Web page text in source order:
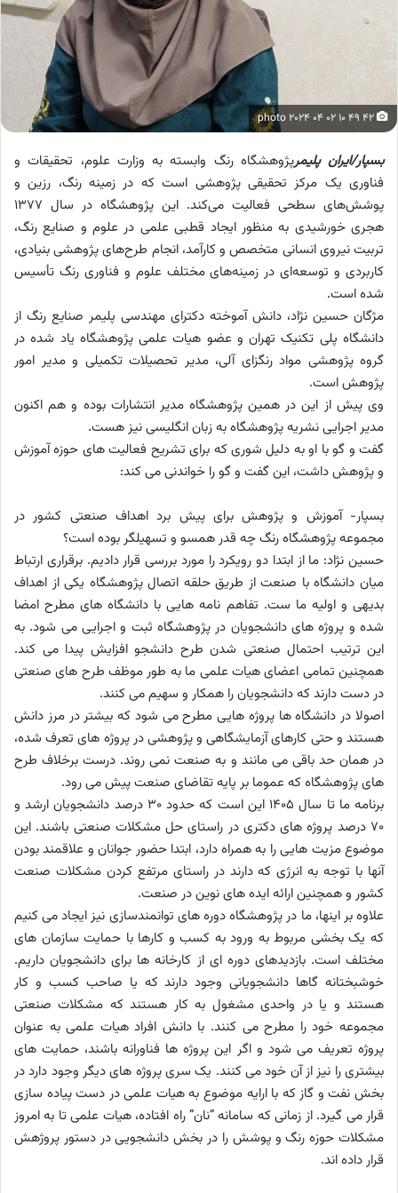
بسپار/ایران پلیمرپژوهشگاه رنگ وابسته به وزارت علوم، تحقیقات و
فناوری یک مرکز تحقیقی پژوهشی است که در زمینه رنگ، رزین و
پوشش‌های سطحی فعالیت می‌کند. این پژوهشگاه در سال ۱۳۷۷
هجری خورشیدی به منظور ایجاد قطبی علمی در علوم و صنایع رنگ‌،
تربیت نیروی انسانی متخصص و کارآمد، انجام طرح‌های پژوهشی بنیادی،
کاربردی و توسعه‌ای در زمینه‌های مختلف علوم و فناوری رنگ تأسیس
شده است.
مژگان حسین نژاد، دانش آموخته دکترای مهندسی پلیمر صنایع رنگ از
دانشگاه پلی تکنیک تهران و عضو هیات علمی پژوهشگاه یاد شده در
گروه پژوهشی مواد رنگزای آلی، مدیر تحصیلات تکمیلی و مدیر امور
پژوهش است.
وی پیش از این در همین پژوهشگاه مدیر انتشارات بوده و هم اکنون
مدیر اجرایی نشریه پژوهشگاه به زبان انگلیسی نیز هست.
گفت و گو با او به دلیل شوری که برای تشریح فعالیت های حوزه آموزش
و پژوهش داشت، این گفت و گو را خواندنی می کند:
بسپار- آموزش و پژوهش برای پیش برد اهداف صنعتی کشور در
مجموعه پژوهشگاه رنگ چه قدر همسو و تسهیلگر بوده است؟
حسین نژاد: ما از ابتدا دو رویکرد را مورد بررسی قرار دادیم. برقراری ارتباط
میان دانشگاه با صنعت از طریق حلقه اتصال پژوهشگاه یکی از اهداف
بدیهی و اولیه ما ست. تفاهم نامه هایی با دانشگاه های مطرح امضا
شده و پروژه های دانشجویان در پژوهشگاه ثبت و اجرایی می شود. به
این ترتیب احتمال صنعتی شدن طرح دانشجو افزایش پیدا می کند.
همچنین تمامی اعضای هیات علمی ما به طور موظف طرح های صنعتی
در دست دارند که دانشجویان را همکار و سهیم می کنند.
اصولا در دانشگاه ها پروژه هایی مطرح می شود که بیشتر در مرز دانش
هستند و حتی کارهای آزمایشگاهی و پژوهشی در پروژه های تعرف شده،
در همان حد باقی می مانند و به صنعت نمی روند. درست برخلاف طرح
های پژوهشگاه که عموما بر پایه تقاضای صنعت پیش می رود.
برنامه ما تا سال 1405 این است که حدود 30 درصد دانشجویان ارشد و
70 درصد پروژه های دکتری در راستای حل مشکلات صنعتی باشند. این
موضوع مزیت هایی را به همراه دارد، ابتدا حضور جوانان و علاقمند بودن
آنها با توجه به انرژی که دارند در راستای مرتفع کردن مشکلات صنعت
کشور و همچنین ارائه ایده های نوین در صنعت.
علاوه بر اینها، ما در پژوهشگاه دوره های توانمندسازی نیز ایجاد می کنیم
که یک بخشی مربوط به ورود به کسب و کارها با حمایت سازمان های
مختلف است. بازدیدهای دوره ای از کارخانه ها برای دانشجویان داریم.
خوشبختانه گاها دانشجویانی وجود دارند که یا صاحب کسب و کار
هستند و یا در واحدی مشغول به کار هستند که مشکلات صنعتی
مجموعه خود را مطرح می کنند. با دانش افراد هیات علمی به عنوان
پروژه تعریف می شود و اگر این پروژه ها فناورانه باشند، حمایت های
بیشتری را نیز از آن خود می کنند. یک سری پروژه های دیگر وجود دارد در
بخش نفت و گاز که با ارایه موضوع به هیات علمی در دست پیاده سازی
قرار می گیرد. از زمانی که سامانه “نان” راه افتاده، هیات علمی تا به امروز
مشکلات حوزه رنگ و پوشش را در بخش دانشجویی در دستور پروژهش
قرار داده اند.